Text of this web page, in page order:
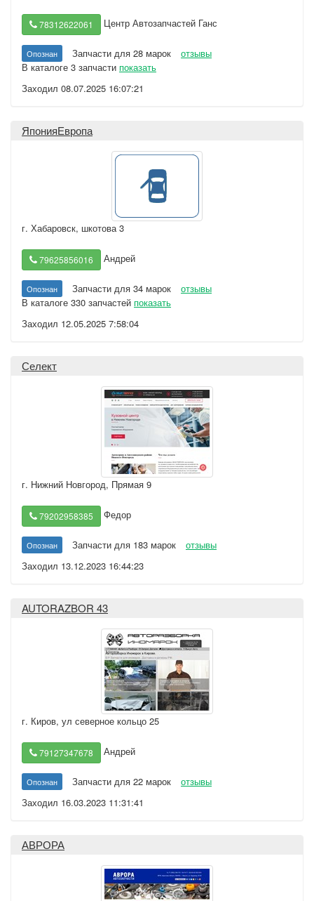
78312622061 Центр Автозапчастей Ганс
Опознан Запчасти для 28 марок
отзывы
В каталоге 3 запчасти показать
Заходил 08.07.2025 16:07:21
ЯпонияЕвропа
г. Хабаровск, шкотова 3
79625856016 Андрей
Опознан Запчасти для 34 марок
отзывы
В каталоге 330 запчастей показать
Заходил 12.05.2025 7:58:04
Селект
г. Нижний Новгород, Прямая 9
79202958385 Федор
Опознан Запчасти для 183 марок
отзывы
Заходил 13.12.2023 16:44:23
AUTORAZBOR 43
г. Киров, ул северное кольцо 25
79127347678 Андрей
Опознан Запчасти для 22 марок
отзывы
Заходил 16.03.2023 11:31:41
АВРОРА